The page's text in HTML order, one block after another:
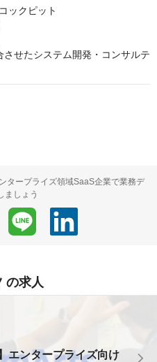
ックピット
せたシステム開発・コンサルテ
タープライズ領域SaaS企業で業務デ
ましょう
の求人
エンタープライズ向け